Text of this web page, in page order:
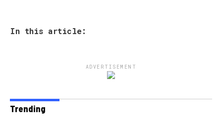
In this article:
ADVERTISEMENT
Trending